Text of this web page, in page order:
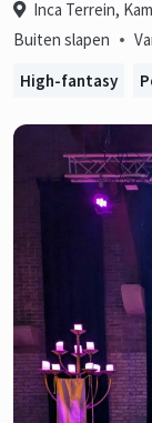
Inca Terrein,
Buiten slapen •
High-fantasy